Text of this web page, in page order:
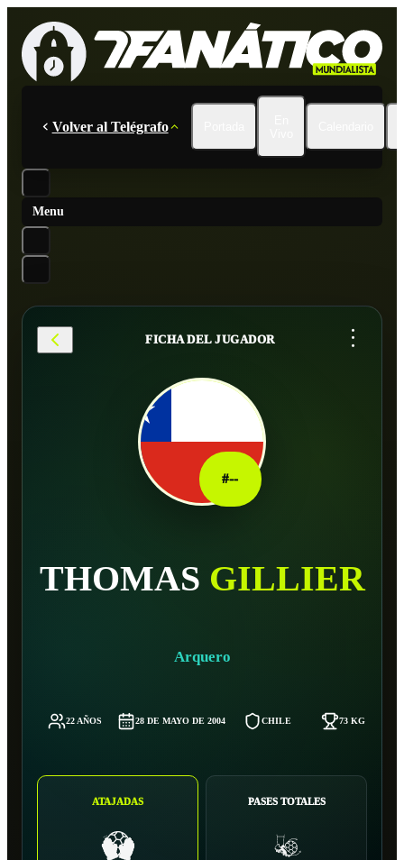
Volver al Telégrafo
Menu
FICHA DEL JUGADOR ...
#--
THOMAS GILLIER
Arquero
22 AÑOS 28 DE MAYO DE 2004 CHILE 73 KG
ATAJADAS PASES TOTALES